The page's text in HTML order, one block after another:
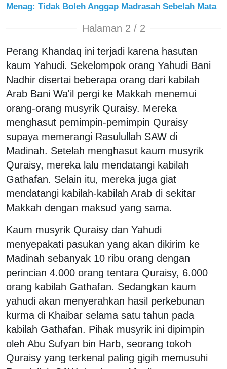
Menag: Tidak Boleh Anggap Madrasah Sebelah Mata
Halaman 2 / 2
Perang Khandaq ini terjadi karena hasutan
kaum Yahudi. Sekelompok orang Yahudi Bani
Nadhir disertai beberapa orang dari kabilah
Arab Bani Wa'il pergi ke Makkah menemui
orang-orang musyrik Quraisy. Mereka
menghasut pemimpin-pemimpin Quraisy
supaya memerangi Rasulullah SAW di
Madinah. Setelah menghasut kaum musyrik
Quraisy, mereka lalu mendatangi kabilah
Gathafan. Selain itu, mereka juga giat
mendatangi kabilah-kabilah Arab di sekitar
Makkah dengan maksud yang sama.
Kaum musyrik Quraisy dan Yahudi
menyepakati pasukan yang akan dikirim ke
Madinah sebanyak 10 ribu orang dengan
perincian 4.000 orang tentara Quraisy, 6.000
orang kabilah Gathafan. Sedangkan kaum
yahudi akan menyerahkan hasil perkebunan
kurma di Khaibar selama satu tahun pada
kabilah Gathafan. Pihak musyrik ini dipimpin
oleh Abu Sufyan bin Harb, seorang tokoh
Quraisy yang terkenal paling gigih memusuhi